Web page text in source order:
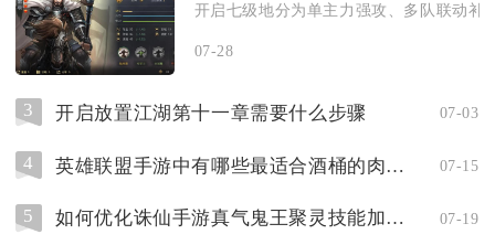
开启七级地分为单主力强攻、多队联动补
07-28
3 开启放置江湖第十一章需要什么步骤 07-03
4 英雄联盟手游中有哪些最适合酒桶的肉装备 07-15
5 如何优化诛仙手游真气鬼王聚灵技能加点方案 07-19